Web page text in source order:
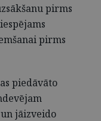
pirms
pirms
piedāvāto
jāizveido